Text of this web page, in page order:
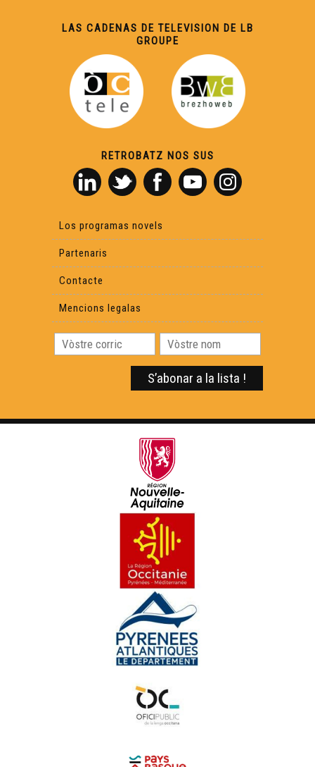
LAS CADENAS DE TELEVISION DE LB
GROUPE
RETROBATZ NOS SUS
Los programas novels
Partenaris
Contacte
Mencions legalas